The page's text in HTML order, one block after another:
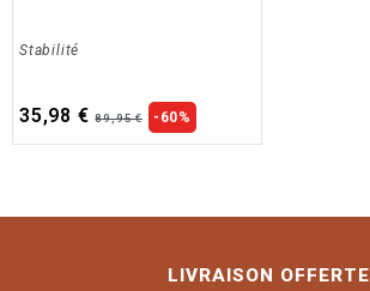
Stabilité
35,98 € 89,95 € -60%
LIVRAISON OFFERTE